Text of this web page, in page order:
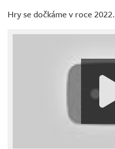
Hry se dočkáme v roce 2022.